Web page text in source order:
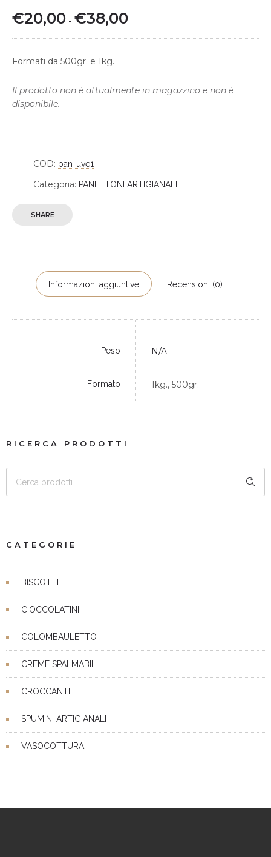
€20,00 - €38,00Fascia
€20,00
Formati da 500gr. e 1kg.
Il prodotto non è attualmente in magazzino e non è
disponibile.
COD: pan-uve1
Categoria: PANETTONI ARTIGIANALI
SHARE
Informazioni aggiuntive Recensioni (0)
Peso N/A
Formato 1kg., 500gr.
RICERCA PRODOTTI
CERCA
CATEGORIE
BISCOTTI
CIOCCOLATINI
COLOMBAULETTO
CREME SPALMABILI
CROCCANTE
SPUMINI ARTIGIANALI
VASOCOTTURA